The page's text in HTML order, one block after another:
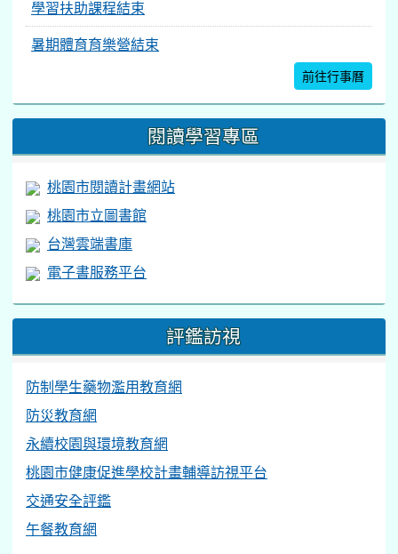
學習扶助課程結束
暑期體育育樂營結束
前往行事曆
閱讀學習專區
桃園市閱讀計畫網站
桃園市立圖書館
台灣雲端書庫
電子書服務平台
評鑑訪視
防制學生藥物濫用教育網
防災教育網
永續校園與環境教育網
桃園市健康促進學校計畫輔導訪視平台
交通安全評鑑
午餐教育網